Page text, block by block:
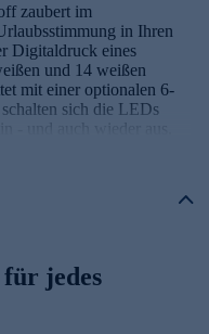
zaubert im
in Ihren
Digitaldruck eines
und 14 weißen
mit einer optionalen 6-
sich die LEDs
- und auch wieder aus.
ist das Bild ein
jedes